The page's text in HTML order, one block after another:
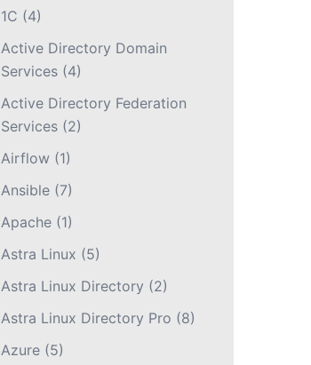
1С (4)
Active Directory Domain
Services(4)
Active Directory Federation
Services(2)
Airflow(1)
Ansible(7)
Apache(1)
Astra Linux (5)
Astra Linux Directory (2)
Astra Linux Directory Pro (8)
Azure(5)